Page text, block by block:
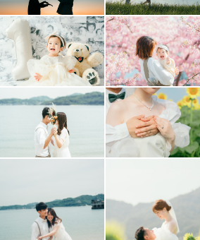
不安よりも「楽しかった」で
終われるように。
心地よい空気づくりを
心がけています。
「撮られるのが苦手…」
「笑顔が不自然になりがち…」
「子供が人見知りで…」
緊張しがちな撮影も、
安心して任せていただけるよう
お子さまも、ご家族も、